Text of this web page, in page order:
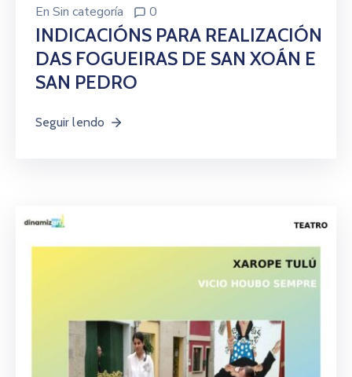
En Sin categoría 0
INDICACIÓNS PARA REALIZACIÓN
DAS FOGUEIRAS DE SAN XOÁN E
SAN PEDRO
Seguir lendo